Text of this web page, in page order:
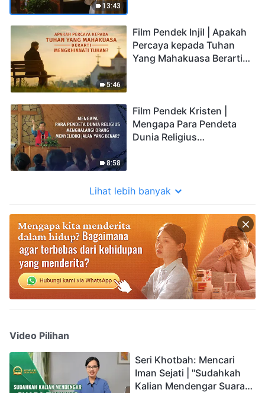
13:43
5:46
Film Pendek Injil | Apakah
Percaya kepada Tuhan
Yang Mahakuasa Berarti
8:58
Film Pendek Kristen |
Mengapa Para Pendeta
Dunia Religius
Lihat lebih banyak
Video Pilihan
Seri Khotbah: Mencari
Iman Sejati | "Sudahkah
Kalian Mendengar Suara